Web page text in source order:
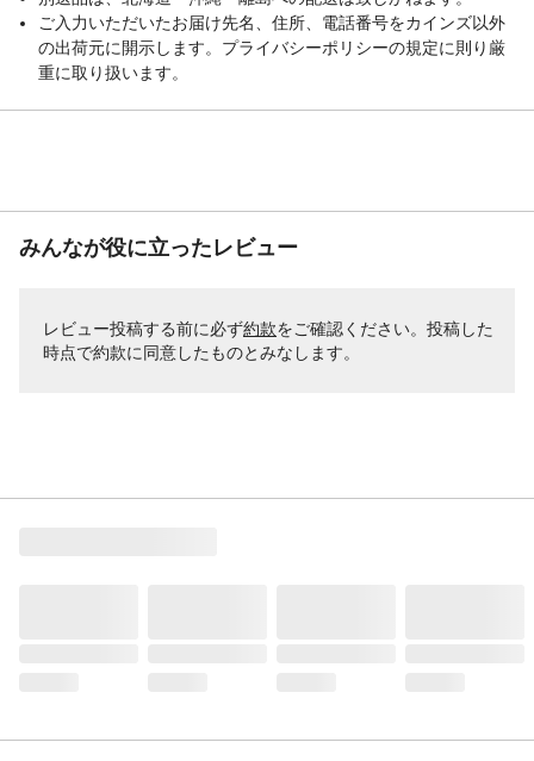
ご入力いただいたお届け先名、住所、電話番号をカインズ以外
の出荷元に開示します。プライバシーポリシーの規定に則り厳
重に取り扱います。
みんなが役に立ったレビュー
レビュー投稿する前に必ず約款をご確認ください。投稿した
時点で約款に同意したものとみなします。